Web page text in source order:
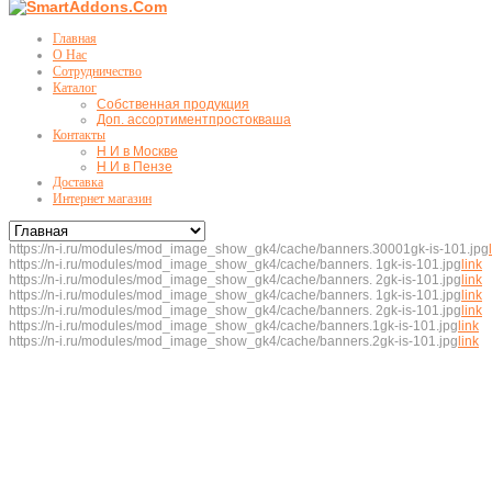
Главная
О Нас
Сотрудничество
Каталог
Собственная продукция
Доп. ассортиментпростокваша
Контакты
Н И в Москве
Н И в Пензе
Доставка
Интернет магазин
https://n-i.ru/modules/mod_image_show_gk4/cache/banners.30001gk-is-101.jpg
https://n-i.ru/modules/mod_image_show_gk4/cache/banners. 1gk-is-101.jpglink
https://n-i.ru/modules/mod_image_show_gk4/cache/banners. 2gk-is-101.jpglink
https://n-i.ru/modules/mod_image_show_gk4/cache/banners. 1gk-is-101.jpglink
https://n-i.ru/modules/mod_image_show_gk4/cache/banners. 2gk-is-101.jpglink
https://n-i.ru/modules/mod_image_show_gk4/cache/banners.1gk-is-101.jpglink
https://n-i.ru/modules/mod_image_show_gk4/cache/banners.2gk-is-101.jpglink